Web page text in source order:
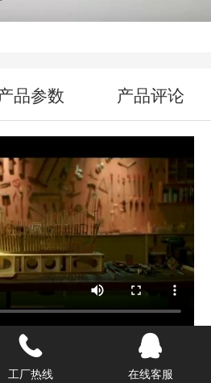
品参数 产品评论
黑色集装箱
工厂热线 在线客服